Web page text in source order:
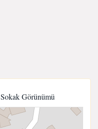
Sokak Görünümü